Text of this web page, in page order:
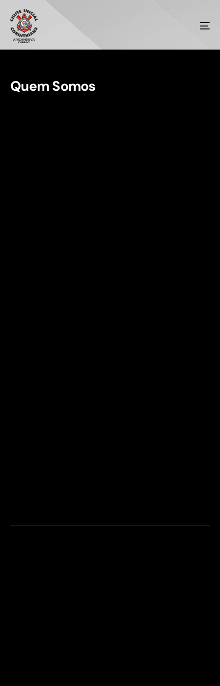
Quem Somos